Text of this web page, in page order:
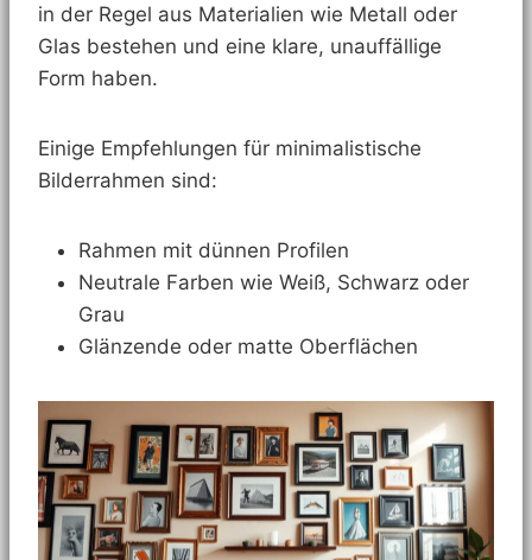
in der Regel aus Materialien wie Metall oder
Glas bestehen und eine klare, unauffällige
Form haben.
Einige Empfehlungen für minimalistische
Bilderrahmen sind:
Rahmen mit dünnen Profilen
Neutrale Farben wie Weiß, Schwarz oder
Grau
Glänzende oder matte Oberflächen